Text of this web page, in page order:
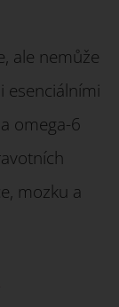
ale nemůže
esenciálními
omega-6
mozku a